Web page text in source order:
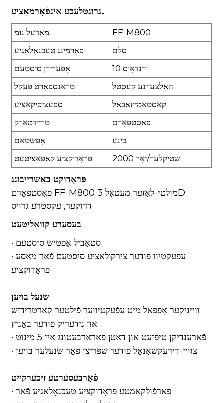
גרונטלעכע אינפֿאָרמאַציע.
מאָדעל נומ.
FF-M800
פאָרמינג טעכנאָלאָגיע
סלם
אָפּערירן סיסטעם
ווינדאָוס 10
טראַנספּאָרט פּעקל
האָלצערנע קעסטל
ספּעציפֿיקאַציע
קאַסטאַמייזאַבאַל
טריידמארק
פאַסטפאָרם
אָפּשטאַם
כינע
פּראָדוקציע קאַפּאַציטעט
2000 שטיקלעך/יאָר
פּראָדוקט באַשרייַבונג
פאַסטפאָרם FF-M800 מולטי-לאַזער מעטאַל 3D
דרוקער, עקסטרע גרויס
בעסערע קוואַליטעט
· סטאַביל אָפּטיש סיסטעם
· עפעקטיוו פּודער צירקולאַציע סיסטעם פֿאַר מאַסע
פּראָדוקציע
שנעל בויען
ווייניקער אָפּפאַל מיט עפֿעקטיווער פֿילטער קאַרטרידזש
און נידעריק פּודער באַניץ
· פֿאַרענדיקן טיפּזעט און דאַטן פאַראַרבעטונג אין 5 מינוט
· צוויי-דירעקשאַנאַל פּודער שפּריצן פֿאַר שנעלער בויען
פֿאַרבעסערטע זיכערקייט
· פאַרפֿולקאָמטע פּראָדוקציע טעכנאָלאָגיע פֿאַר